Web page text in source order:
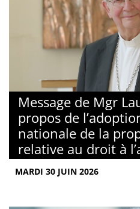
Message de Mgr
propos de
nationale de la
relative au droit à
MARDI 30 JUIN 2026